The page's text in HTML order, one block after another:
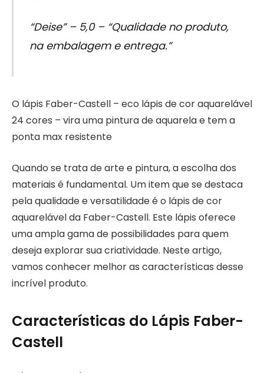
“Deise” – 5,0 – “Qualidade no produto,
na embalagem e entrega.”
O lápis Faber-Castell – eco lápis de cor aquarelável
24 cores – vira uma pintura de aquarela e tem a
ponta max resistente
Quando se trata de arte e pintura, a escolha dos
materiais é fundamental. Um item que se destaca
pela qualidade e versatilidade é o lápis de cor
aquarelável da Faber-Castell. Este lápis oferece
uma ampla gama de possibilidades para quem
deseja explorar sua criatividade. Neste artigo,
vamos conhecer melhor as características desse
incrível produto.
Características do Lápis Faber-
Castell